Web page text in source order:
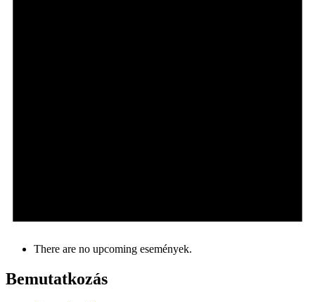
There are no upcoming események.
Bemutatkozás